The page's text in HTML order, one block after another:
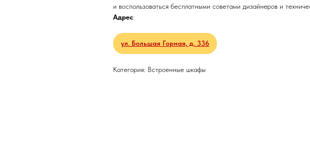
и воспользоваться бесплатными советами дизайнеров и
Адрес:
ул. Большая Горная, д. 336
Категория: Встроенные шкафы